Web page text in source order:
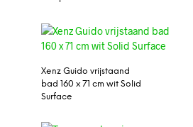
Xenz Guido vrijstaand
bad 160 x 71 cm wit Solid
Surface